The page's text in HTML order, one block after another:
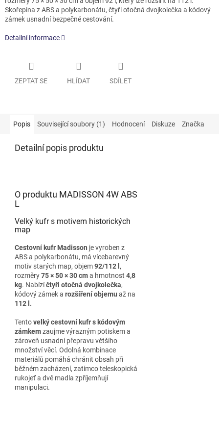
Skořepina z ABS a polykarbonátu, čtyři otočná dvojkolečka a kódový
zámek usnadní bezpečné cestování.
Detailní informace
ZEPTAT SE HLÍDAT SDÍLET
Popis Související soubory (1) Hodnocení Diskuze Značka
Detailní popis produktu
O produktu MADISSON 4W ABS
L
Velký kufr s motivem historických
map
Cestovní kufr Madisson je vyroben z
ABS a polykarbonátu, má vícebarevný
motiv starých map, objem92/112 l ,
rozměry75 × 50 × 30 cma hmotnost 4,8
kg. Nabízíčtyři otočná dvojkolečka,
kódový zámek a rozšíření objemu až na
112 l.
Tentovelký cestovní kufr s kódovým
zámkemzaujme výrazným potiskem a
zároveň usnadní přepravu většího
množství věcí. Odolná kombinace
materiálů pomáhá chránit obsah při
běžném zacházení, zatímco teleskopická
rukojeť a dvě madla zpříjemňují
manipulaci.